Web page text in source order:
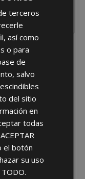
Privacidad
empresas minoristas y
terceros
así como
o para
de
salvo
del sitio
en
todas
ACEPTAR
el botón
su uso
TODO.